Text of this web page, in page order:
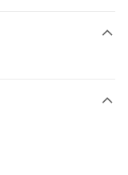
使用無須另外申請。
動跳轉到大哥付的交易